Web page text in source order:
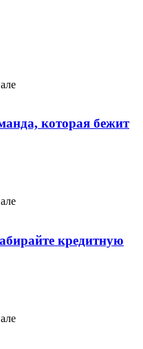
которая бежит
кредитную